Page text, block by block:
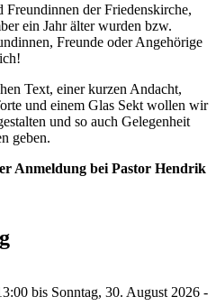
der Friedenskirche,
ein Jahr älter wurden bzw.
Freunde oder Angehörige
Text, einer kurzen Andacht,
und einem Glas Sekt wollen wir
und so auch Gelegenheit
geben.
Anmeldung bei Pastor Hendrik
bis Sonntag, 30. August 2026 -